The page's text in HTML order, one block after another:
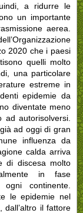
a ridurre le
un importante
aerea.
2020 che i paesi
quelli molto
una particolare
estreme in
epidemie da
diventate meno
autorisolversi.
ad oggi di gran
influenza da
calda arriva
di discesa molto
in fase
continente.
le epidemie nel
dall’altro il fattore